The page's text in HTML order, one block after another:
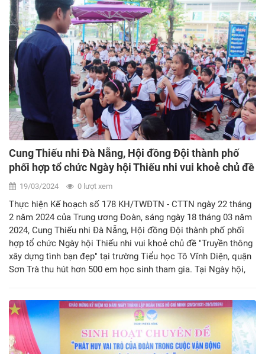
Cung Thiếu nhi Đà Nẵng, Hội đồng Đội thành phố
phối hợp tổ chức Ngày hội Thiếu nhi vui khoẻ chủ đề
"Truyền thông xây dựng tình bạn đẹp"
19/03/2024 0 lượt xem
Thực hiện Kế hoạch số 178 KH/TWĐTN - CTTN ngày 22 tháng
2 năm 2024 của Trung ương Đoàn, sáng ngày 18 tháng 03 năm
2024, Cung Thiếu nhi Đà Nẵng, Hội đồng Đội thành phố phối
hợp tổ chức Ngày hội Thiếu nhi vui khoẻ chủ đề "Truyền thông
xây dựng tình bạn đẹp" tại trường Tiểu học Tô Vĩnh Diện, quận
Sơn Trà thu hút hơn 500 em học sinh tham gia. Tại Ngày hội,
thành lập Đoàn TNCS Hồ Chí Minh (26/3/1931 – 26/3/2024)
qua các tiết mục văn nghệ và phút sinh hoạt truyền thống do
các em học sinh nhà trường thể hiện. Bên đó các em còn
được chia sẻ những kiến thức, giá trị, kỹ năng để xây dựng một